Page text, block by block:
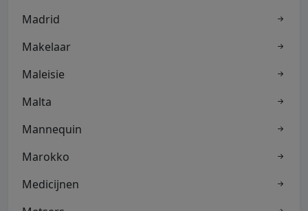
Madrid
Makelaar
Maleisie
Malta
Mannequin
Marokko
Medicijnen